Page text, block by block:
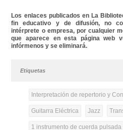
Los enlaces publicados en La
fin educativo y de difusión, no
intérprete o empresa, por cualquier
que aparece en esta página web
infórmenos y se eliminará.
Etiquetas
Interpretación de repertorio y
Guitarra Eléctrica Jazz
1 instrumento de cuerda pulsada